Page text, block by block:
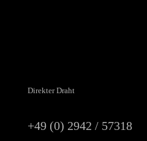
Direkter Draht
+49 (0) 2942 / 57318